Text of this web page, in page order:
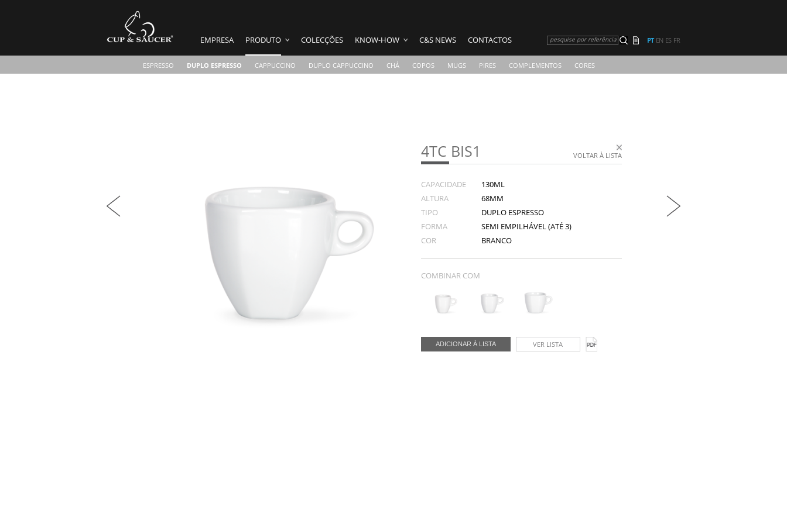
EMPRESA PRODUTO
ESPRESSO DUPLO ESPRESSO CAPPUCCINO DUPLO CAPPUCCINO CHÁ COPOS MUGS PIRES COMPLEMENTOS CORES
COLECÇÕES KNOW-HOW C&S NEWS CONTACTOS pesquise por referência PT EN ES FR
VOLTAR À LISTA
4TC BIS1
CAPACIDADE
130ML
ALTURA
68MM
TIPO
DUPLO ESPRESSO
FORMA
SEMI EMPILHÁVEL (ATÉ 3)
COR
BRANCO
COMBINAR COM
VER LISTA